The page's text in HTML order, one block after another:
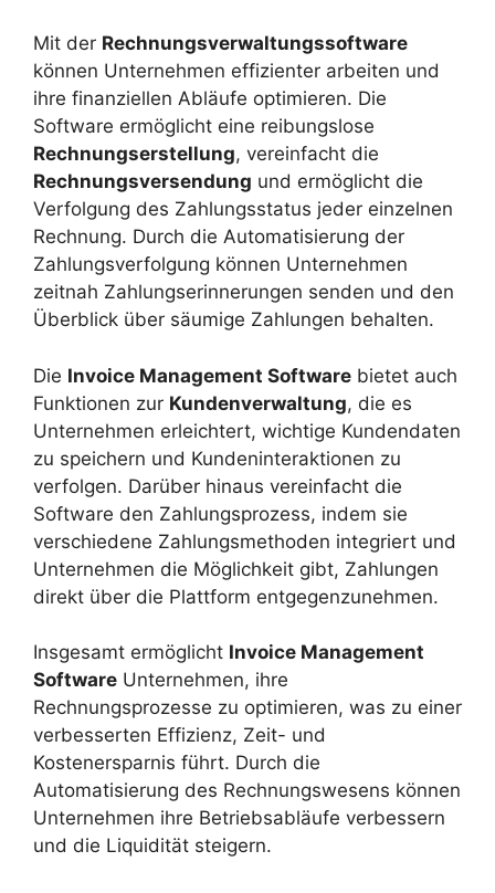
Mit der Rechnungsverwaltungssoftware
können Unternehmen effizienter arbeiten und
ihre finanziellen Abläufe optimieren. Die
Software ermöglicht eine reibungslose
Rechnungserstellung, vereinfacht die
Rechnungsversendung und ermöglicht die
Verfolgung des Zahlungsstatus jeder einzelnen
Rechnung. Durch die Automatisierung der
Zahlungsverfolgung können Unternehmen
zeitnah Zahlungserinnerungen senden und den
Überblick über säumige Zahlungen behalten.
Die Invoice Management Software bietet auch
Funktionen zur Kundenverwaltung, die es
Unternehmen erleichtert, wichtige Kundendaten
zu speichern und Kundeninteraktionen zu
verfolgen. Darüber hinaus vereinfacht die
Software den Zahlungsprozess, indem sie
verschiedene Zahlungsmethoden integriert und
Unternehmen die Möglichkeit gibt, Zahlungen
direkt über die Plattform entgegenzunehmen.
Insgesamt ermöglicht Invoice Management
Software Unternehmen, ihre
Rechnungsprozesse zu optimieren, was zu einer
verbesserten Effizienz, Zeit- und
Kostenersparnis führt. Durch die
Automatisierung des Rechnungswesens können
Unternehmen ihre Betriebsabläufe verbessern
und die Liquidität steigern.